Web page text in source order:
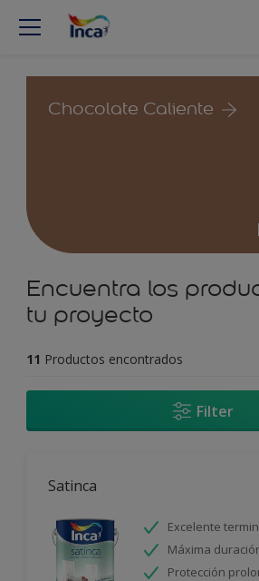
Chocolate Caliente
Encuentra los
tu proyecto
11 Productos encontrados
Filter
Satinca
Excelente
Máxima
Protección